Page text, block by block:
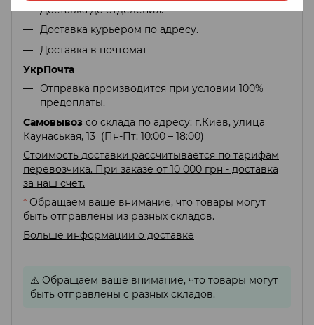
Доставка до отделения.
Доставка курьером по адресу.
Доставка в почтомат
УкрПочта
Отправка производится при условии 100%
предоплаты.
Самовывоз со склада по адресу: г.Киев, улица
Каунаськая, 13 (Пн-Пт: 10:00 – 18:00)
Стоимость доставки рассчитывается по тарифам
перевозчика. При заказе от 10 000 грн - доставка
за наш счет.
* Обращаем ваше внимание, что товары могут
быть отправлены из разных складов.
Больше информации о доставке
⚠️ Обращаем ваше внимание, что товары могут
быть отправлены с разных складов.